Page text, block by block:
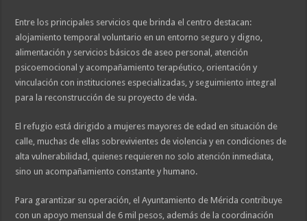
Entre los principales servicios que brinda el centro destacan:
alojamiento temporal voluntario en un entorno seguro y digno,
alimentación y servicios básicos de aseo personal, atención
psicoemocional y acompañamiento terapéutico, orientación y
vinculación con instituciones especializadas, y seguimiento integral
para la reconstrucción de su proyecto de vida.
El refugio está dirigido a mujeres mayores de edad en situación de
calle, muchas de ellas sobrevivientes de violencia y en condiciones de
alta vulnerabilidad, quienes requieren no solo atención inmediata,
sino un acompañamiento constante y humano.
Para garantizar su operación, el Ayuntamiento de Mérida contribuye
con un apoyo mensual de 6 mil pesos, además de la coordinación